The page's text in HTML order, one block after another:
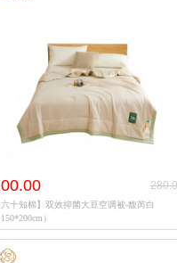
俞兆林
米乔
太湖雪
EILEI
無印良品
六十知棉】双效抑菌大豆空调被-馥芮白
150*200cm）